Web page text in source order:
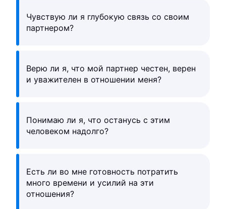
Чувствую ли я глубокую связь со своим
партнером?
Верю ли я, что мой партнер честен, верен
и уважителен в отношении меня?
Понимаю ли я, что останусь с этим
человеком надолго?
Есть ли во мне готовность потратить
много времени и усилий на эти
отношения?